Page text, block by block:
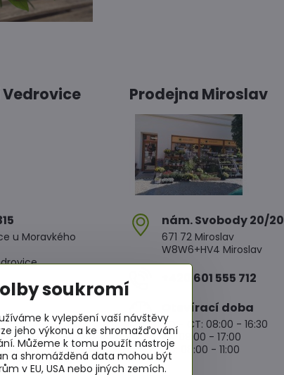
u Moravkého
662
- 11:00 13:00 - 17:00
13:00 - 16:30
14:00 - 16:00
Prodejna Miroslav
nám​. Svobody 20/20
671 72 Miroslav
W8W6+HV4 Miroslav
+420 601 555 712
Otevírací doba
PO - ČT: 08:00 - 16:30
PÁ: 08:00 - 17:00
SO: 08:00 - 11:00
soukromí
k vylepšení vaší návštěvy
jeho výkonu a ke shromažďování
Můžeme k tomu použít nástroje
a shromážděná data mohou být
v EU, USA nebo jiných zemích.